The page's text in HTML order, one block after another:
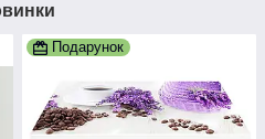
Подарунок